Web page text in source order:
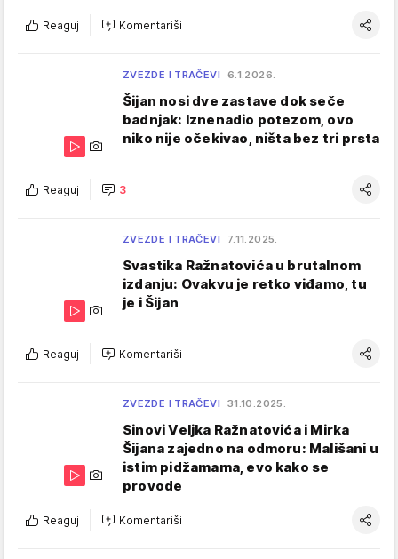
Reaguj Komentariši
ZVEZDE I TRAČEVI 6.1.2026.
Šijan nosi dve zastave dok seče
badnjak: Iznenadio potezom, ovo
niko nije očekivao, ništa bez tri prsta
Reaguj 3
ZVEZDE I TRAČEVI 7.11.2025.
Svastika Ražnatovića u brutalnom
izdanju: Ovakvu je retko viđamo, tu
je i Šijan
Reaguj Komentariši
ZVEZDE I TRAČEVI 31.10.2025.
Sinovi Veljka Ražnatovića i Mirka
Šijana zajedno na odmoru: Mališani u
istim pidžamama, evo kako se
provode
Reaguj Komentariši